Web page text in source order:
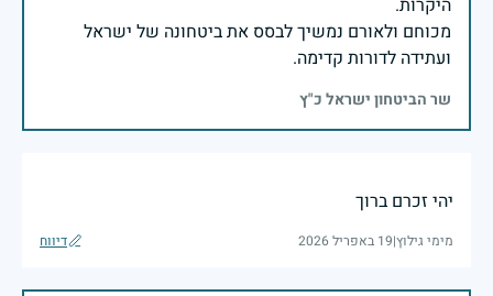
מכוחם ולאורם נמשיך לבסס את ביטחונה של ישראל
ועתידה לדורות קדימה.
שר הביטחון ישראל כ"ץ
יהי זכרם ברוך
מימי גילוץ|19 באפריל 2026 דיווח